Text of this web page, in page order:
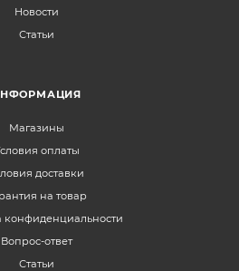
Новости
Статьи
Магазины
оплаты
доставки
на товар
конфиденциальности
Вопрос-ответ
Статьи